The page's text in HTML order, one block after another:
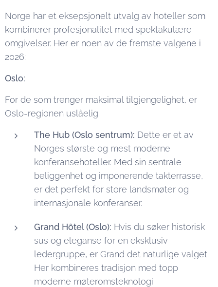
Norge har et eksepsjonelt utvalg av hoteller som
kombinerer profesjonalitet med spektakulære
omgivelser. Her er noen av de fremste valgene i
2026:
Oslo:
For de som trenger maksimal tilgjengelighet, er
Oslo-regionen uslåelig.
The Hub (Oslo sentrum): Dette er et av
Norges største og mest moderne
konferansehoteller. Med sin sentrale
beliggenhet og imponerende takterrasse,
er det perfekt for store landsmøter og
internasjonale konferanser.
Grand Hôtel (Oslo): Hvis du søker historisk
sus og eleganse for en eksklusiv
ledergruppe, er Grand det naturlige valget.
Her kombineres tradisjon med topp
moderne møteromsteknologi.